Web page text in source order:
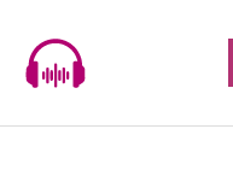
content